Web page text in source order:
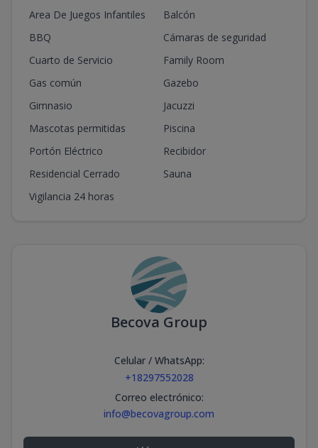
Area De Juegos Infantiles
Balcón
BBQ
Cámaras de seguridad
Cuarto de Servicio
Family Room
Gas común
Gazebo
Gimnasio
Jacuzzi
Mascotas permitidas
Piscina
Portón Eléctrico
Recibidor
Residencial Cerrado
Sauna
Vigilancia 24 horas
Becova Group
Celular / WhatsApp:
+18297552028
Correo electrónico:
info@becovagroup.com